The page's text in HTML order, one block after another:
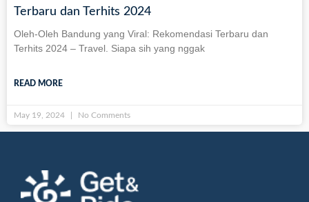
Terbaru dan Terhits 2024
Oleh-Oleh Bandung yang Viral: Rekomendasi Terbaru dan
Terhits 2024 – Travel. Siapa sih yang nggak
READ MORE
May 19, 2024 No Comments